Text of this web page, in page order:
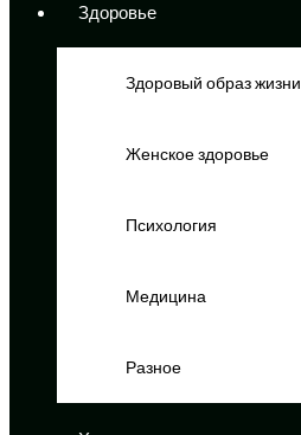
Здоровье
Здоровый образ жизни
Женское здоровье
Психология
Медицина
Разное